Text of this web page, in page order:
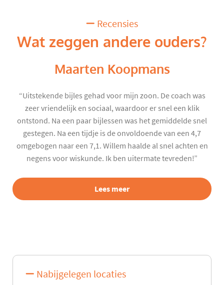
Recensies
Wat zeggen andere ouders?
Maarten Koopmans
“Uitstekende bijles gehad voor mijn zoon. De coach was
zeer vriendelijk en sociaal, waardoor er snel een klik
ontstond. Na een paar bijlessen was het gemiddelde snel
gestegen. Na een tijdje is de onvoldoende van een 4,7
omgebogen naar een 7,1. Willem haalde al snel achten en
negens voor wiskunde. Ik ben uitermate tevreden!”
Lees meer
Nabijgelegen locaties